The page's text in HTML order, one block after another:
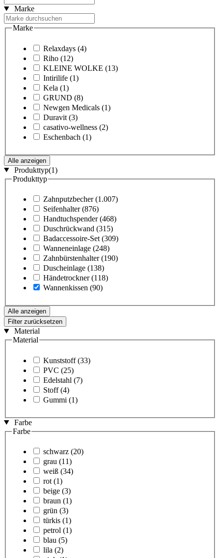
Marke
Marke
Relaxdays (4)
Riho (12)
KLEINE WOLKE (13)
Intirilife (1)
Kela (1)
GRUND (8)
Newgen Medicals (1)
Duravit (3)
casativo-wellness (2)
Eschenbach (1)
Alle anzeigen
Produkttyp(1)
Produkttyp
Zahnputzbecher (1.007)
Seifenhalter (876)
Handtuchspender (468)
Duschrückwand (315)
Badaccessoire-Set (309)
Wanneneinlage (248)
Zahnbürstenhalter (190)
Duscheinlage (138)
Händetrockner (118)
Wannenkissen (90)
Alle anzeigen
Filter zurücksetzen
Material
Material
Kunststoff (33)
PVC (25)
Edelstahl (7)
Stoff (4)
Gummi (1)
Farbe
Farbe
schwarz (20)
grau (11)
weiß (34)
rot (1)
beige (3)
braun (1)
grün (3)
türkis (1)
petrol (1)
blau (5)
lila (2)